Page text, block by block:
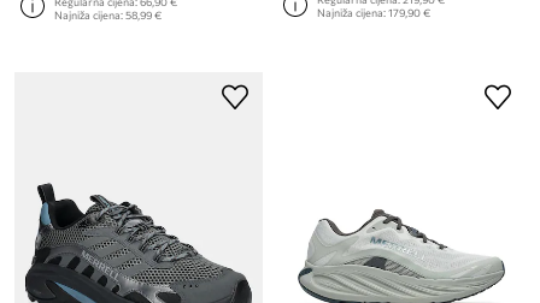
Najniža cijena:58,99 €
Najniža cijena:179,90 €